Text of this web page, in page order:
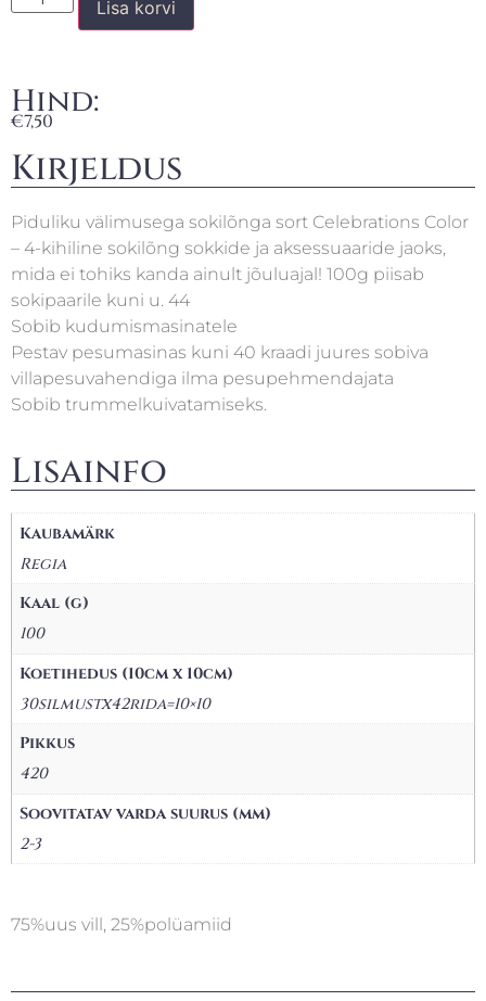
Lisa korvi
Hind:
€7,50
Kirjeldus
Piduliku välimusega sokilõnga sort Celebrations Color
– 4-kihiline sokilõng sokkide ja aksessuaaride jaoks,
mida ei tohiks kanda ainult jõuluajal! 100g piisab
sokipaarile kuni u. 44
Sobib kudumismasinatele
Pestav pesumasinas kuni 40 kraadi juures sobiva
villapesuvahendiga ilma pesupehmendajata
Sobib trummelkuivatamiseks.
Lisainfo
Kaubamärk
Regia
Kaal (g)
100
Koetihedus (10cm x 10cm)
30silmustx42rida=10×10
Pikkus
420
Soovitatav varda suurus (mm)
2-3
75%uus vill, 25%polüamiid